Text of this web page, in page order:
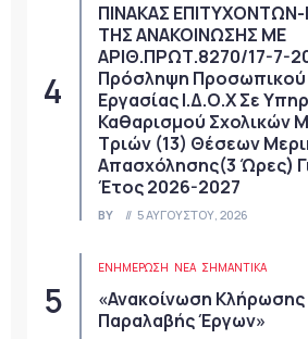
ΠΙΝΑΚΑΣ
ΤΗΣ ΑΝΑΚΟΙΝΩΣΗΣ ΜΕ
ΑΡΙΘ.ΠΡΩΤ.8270/17-7-
Πρόσληψη Προσωπικού
Εργασίας Ι.Δ.Ο.Χ Σε
Καθαρισμού Σχολικών
Τριών (13) Θέσεων
Απασχόλησης(3 Ώρες)
Έτος 2026-2027
BY 5 ΑΥΓΟΎΣΤΟΥ, 2026
ΕΝΗΜΕΡΩΣΗ ΝΈΑ ΣΗΜΑΝΤΙΚΆ
«Ανακοίνωση
Παραλαβής Έργων»